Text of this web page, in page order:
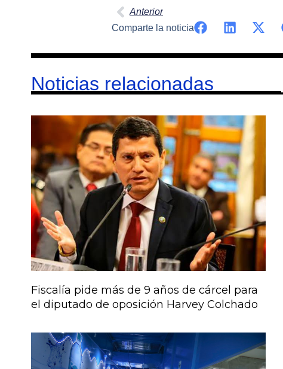
Anterior
Comparte la noticia
Noticias relacionadas
Fiscalía pide más de 9 años de cárcel para
el diputado de oposición Harvey Colchado